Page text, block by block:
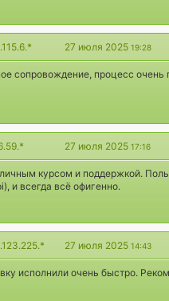
27 июля 2025 19:28
сопровождение, процесс очень
27 июля 2025 17:16
курсом и поддержкой.
и всегда всё офигенно.
27 июля 2025 14:43
исполнили очень быстро.